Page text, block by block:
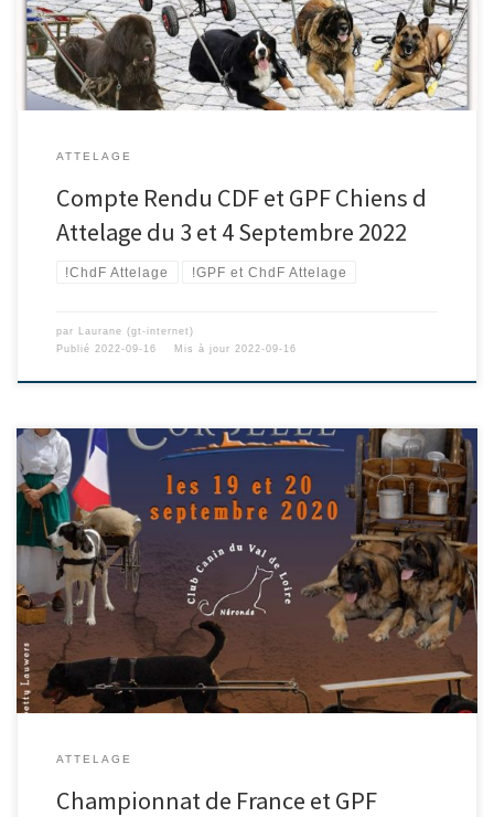
ATTELAGE
Compte Rendu CDF et GPF Chiens d
Attelage du 3 et 4 Septembre 2022
!ChdF Attelage !GPF et ChdF Attelage
par Laurane (gt-internet)
Publié 2022-09-16 Mis à jour 2022-09-16
ATTELAGE
Championnat de France et GPF